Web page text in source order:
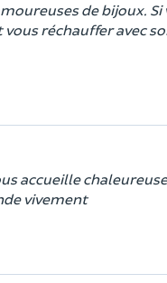
de bijoux.
réchauffer avec
accueille
vivement